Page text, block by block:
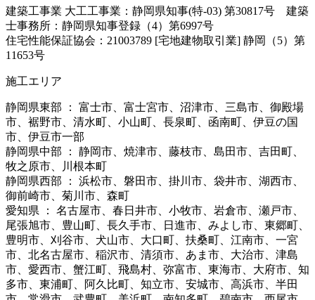
建築工事業 大工工事業：静岡県知事(特-03) 第30817号 建築
士事務所：静岡県知事登録（4）第6997号
住宅性能保証協会：21003789 [宅地建物取引業] 静岡（5）第
11653号
施工エリア
静岡県東部 ： 富士市、富士宮市、沼津市、三島市、御殿場
市、裾野市、清水町、小山町、長泉町、函南町、伊豆の国
市、伊豆市一部
静岡県中部 ： 静岡市、焼津市、藤枝市、島田市、吉田町、
牧之原市、川根本町
静岡県西部 ： 浜松市、磐田市、掛川市、袋井市、湖西市、
御前崎市、菊川市、森町
愛知県 ： 名古屋市、春日井市、小牧市、岩倉市、瀬戸市、
尾張旭市、豊山町、長久手市、日進市、みよし市、東郷町、
豊明市、刈谷市、犬山市、大口町、扶桑町、江南市、一宮
市、北名古屋市、稲沢市、清須市、あま市、大治市、津島
市、愛西市、蟹江町、飛島村、弥富市、東海市、大府市、知
多市、東浦町、阿久比町、知立市、安城市、高浜市、半田